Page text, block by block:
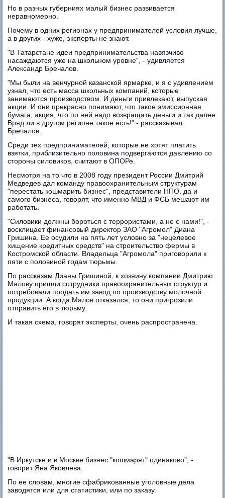
Но в разных губерниях малый бизнес развивается
неравномерно.
Почему в одних регионах у предпринимателей условия лучше,
а в других - хуже, эксперты не знают.
"В Татарстане идеи предпринимательства навязчиво
насаждаются уже на школьном уровне", - удивляется
Александр Бречалов.
"Мы были на венчурной казанской ярмарке, и я с удивлением
узнал, что есть масса школьных компаний, которые
занимаются производством. И деньги привлекают, выпуская
акции. И они прекрасно понимают, что такое эмиссионная
бумага, акция, что по ней надо возвращать деньги и так далее
Вряд ли в другом регионе такое есть!" - рассказывал
Бречалов.
Среди тех предпринимателей, которые не хотят платить
взятки, приблизительно половина подвергаются давлению со
стороны силовиков, считают в ОПОРе.
Несмотря на то что в 2008 году президент России Дмитрий
Медведев дал команду правоохранительным структурам
"перестать кошмарить бизнес", представители НПО, да и
самого бизнеса, говорят, что именно МВД и ФСБ мешают им
работать.
"Силовики должны бороться с террористами, а не с нами!", -
восклицает финансовый директор ЗАО "Агромол" Диана
Гришина. Ее осудили на пять лет условно за "нецелевое
хищение кредитных средств" на строительство фермы в
Костромской области. Владельца "Агромола" приговорили к
пяти с половиной годам тюрьмы.
По рассказам Дианы Гришиной, к хозяину компании Дмитрию
Малову пришли сотрудники правоохранительных структур и
потребовали продать им завод по производству молочной
продукции. А когда Малов отказался, то они пригрозили
отправить его в тюрьму.
И такая схема, говорят эксперты, очень распространена.
"В Иркутске и в Москве бизнес "кошмарят" одинаково", -
говорит Яна Яковлева.
По ее словам, многие сфабрикованные уголовные дела
заводятся или для статистики, или по заказу.